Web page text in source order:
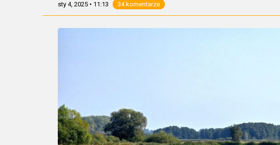
sty 4, 2025 • 11:13 34 komentarze